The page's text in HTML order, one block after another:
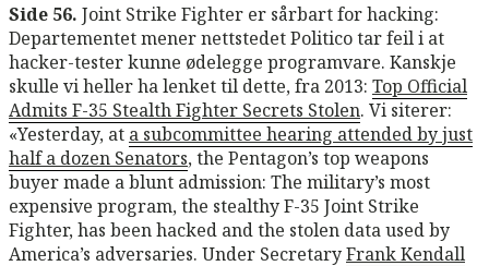
Side 56. Joint Strike Fighter er sårbart for hacking:
Departementet mener nettstedet Politico tar feil i at
hacker-tester kunne ødelegge programvare. Kanskje
skulle vi heller ha lenket til dette, fra 2013: Top Official
Admits F-35 Stealth Fighter Secrets Stolen. Vi siterer:
«Yesterday, at a subcommittee hearing attended by just
half a dozen Senators, the Pentagon’s top weapons
buyer made a blunt admission: The military’s most
expensive program, the stealthy F-35 Joint Strike
Fighter, has been hacked and the stolen data used by
America’s adversaries. Under SecretaryFrank Kendall